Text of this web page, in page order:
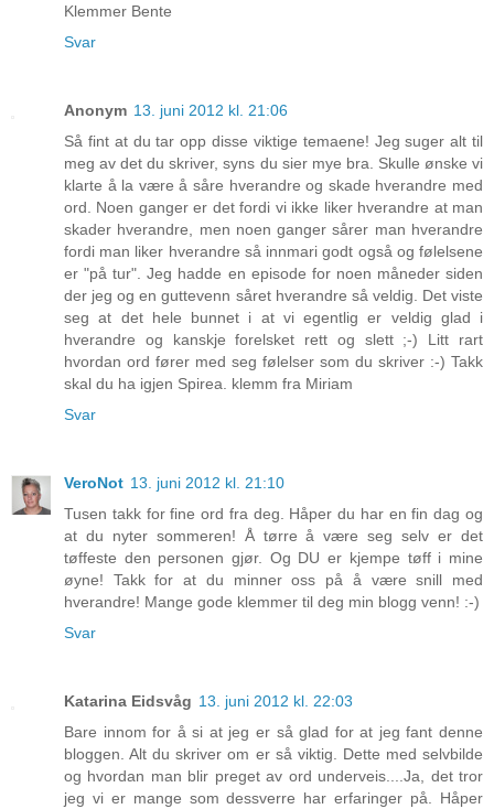
Klemmer Bente
Svar
Anonym 13. juni 2012 kl. 21:06
Så fint at du tar opp disse viktige temaene! Jeg suger alt til
meg av det du skriver, syns du sier mye bra. Skulle ønske vi
klarte å la være å såre hverandre og skade hverandre med
ord. Noen ganger er det fordi vi ikke liker hverandre at man
skader hverandre, men noen ganger sårer man hverandre
fordi man liker hverandre så innmari godt også og følelsene
er "på tur". Jeg hadde en episode for noen måneder siden
der jeg og en guttevenn såret hverandre så veldig. Det viste
seg at det hele bunnet i at vi egentlig er veldig glad i
hverandre og kanskje forelsket rett og slett ;-) Litt rart
hvordan ord fører med seg følelser som du skriver :-) Takk
skal du ha igjen Spirea. klemm fra Miriam
Svar
VeroNot 13. juni 2012 kl. 21:10
Tusen takk for fine ord fra deg. Håper du har en fin dag og
at du nyter sommeren! Å tørre å være seg selv er det
tøffeste den personen gjør. Og DU er kjempe tøff i mine
øyne! Takk for at du minner oss på å være snill med
hverandre! Mange gode klemmer til deg min blogg venn! :-)
Svar
Katarina Eidsvåg 13. juni 2012 kl. 22:03
Bare innom for å si at jeg er så glad for at jeg fant denne
bloggen. Alt du skriver om er så viktig. Dette med selvbilde
og hvordan man blir preget av ord underveis....Ja, det tror
jeg vi er mange som dessverre har erfaringer på. Håper